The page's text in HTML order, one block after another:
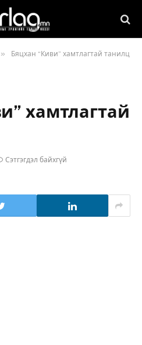
» Бяцхан “Киви” хамтлагтай танилц
хамтлагтай
Сэтгэгдэл байхгүй